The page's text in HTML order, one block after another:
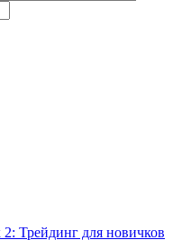
Трейдинг для новичков